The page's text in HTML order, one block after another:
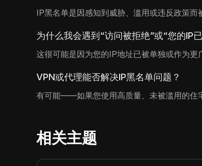
IP黑名单是因感知到威胁、滥用或违反政策而
为什么我会遇到“访问被拒绝”或“您的IP
这很可能是因为您的IP地址已被单独或作为更
VPN或代理能否解决IP黑名单问题？
有可能——如果您使用高质量、未被滥用的住
相关主题